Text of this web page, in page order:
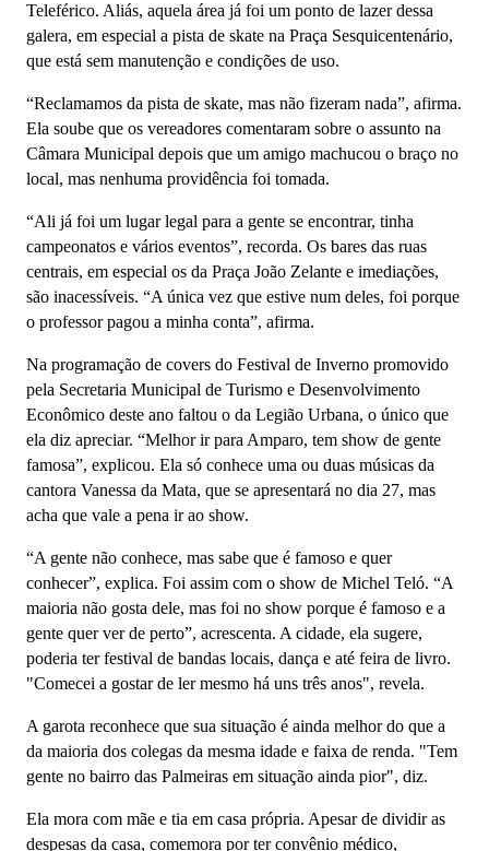
Teleférico. Aliás, aquela área já foi um ponto de lazer dessa
galera, em especial a pista de skate na Praça Sesquicentenário,
que está sem manutenção e condições de uso.
“Reclamamos da pista de skate, mas não fizeram nada”, afirma.
Ela soube que os vereadores comentaram sobre o assunto na
Câmara Municipal depois que um amigo machucou o braço no
local, mas nenhuma providência foi tomada.
“Ali já foi um lugar legal para a gente se encontrar, tinha
campeonatos e vários eventos”, recorda. Os bares das ruas
centrais, em especial os da Praça João Zelante e imediações,
são inacessíveis. “A única vez que estive num deles, foi porque
o professor pagou a minha conta”, afirma.
Na programação de covers do Festival de Inverno promovido
pela Secretaria Municipal de Turismo e Desenvolvimento
Econômico deste ano faltou o da Legião Urbana, o único que
ela diz apreciar. “Melhor ir para Amparo, tem show de gente
famosa”, explicou. Ela só conhece uma ou duas músicas da
cantora Vanessa da Mata, que se apresentará no dia 27, mas
acha que vale a pena ir ao show.
“A gente não conhece, mas sabe que é famoso e quer
conhecer”, explica. Foi assim com o show de Michel Teló. “A
maioria não gosta dele, mas foi no show porque é famoso e a
gente quer ver de perto”, acrescenta. A cidade, ela sugere,
poderia ter festival de bandas locais, dança e até feira de livro.
"Comecei a gostar de ler mesmo há uns três anos", revela.
A garota reconhece que sua situação é ainda melhor do que a
da maioria dos colegas da mesma idade e faixa de renda. "Tem
gente no bairro das Palmeiras em situação ainda pior", diz.
Ela mora com mãe e tia em casa própria. Apesar de dividir as
despesas da casa, comemora por ter convênio médico,